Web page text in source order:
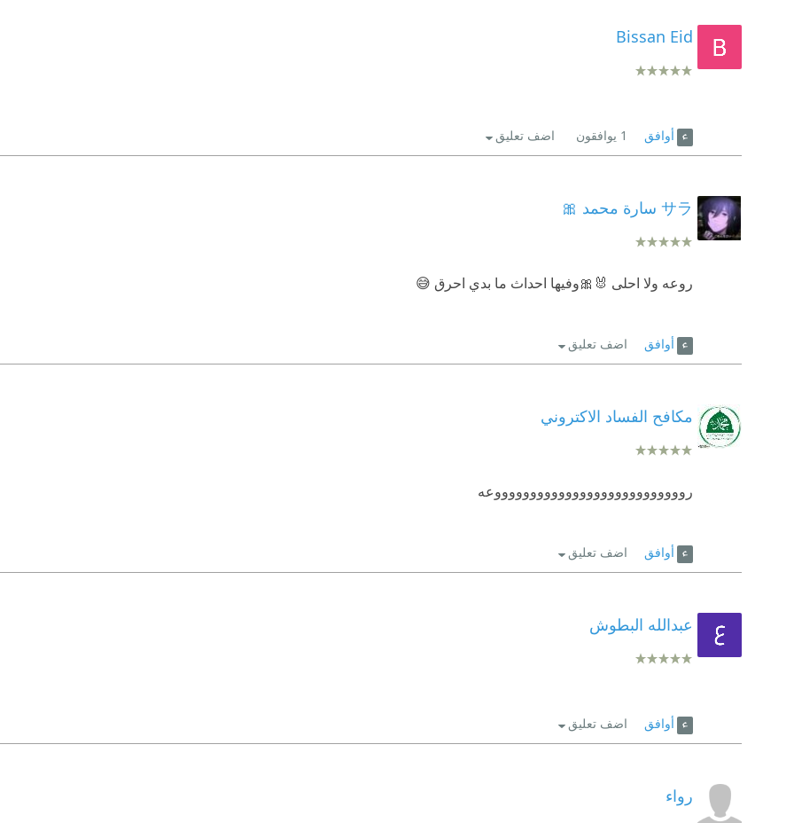
Bissan Eid
أوافق 1 يوافقون اضف تعليق
サラ سارة محمد 🎀
روعه ولا احلى 🐰🎀وفيها احداث ما بدي احرق 😅
أوافق اضف تعليق
مكافح الفساد الاكتروني
روووووووووووووووووووووووووووعه
أوافق اضف تعليق
عبدالله البطوش
أوافق اضف تعليق
رواء